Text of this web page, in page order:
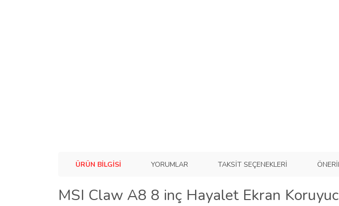
ÜRÜN BILGISI YORUMLAR TAKSIT SEÇENEKLERI
MSI Claw A8 8 inç Hayalet Ekran